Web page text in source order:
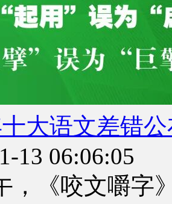
大语文差错
13 06:06:05
，《咬文嚼字